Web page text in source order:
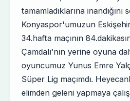
tamamladıklarına inandığını
Konyaspor'umuzun
34.hafta maçının
Çamdalı'nın yerine oyuna
oyuncumuz Yunus Emre
Süper Lig maçımdı.
elimden geleni yapmaya